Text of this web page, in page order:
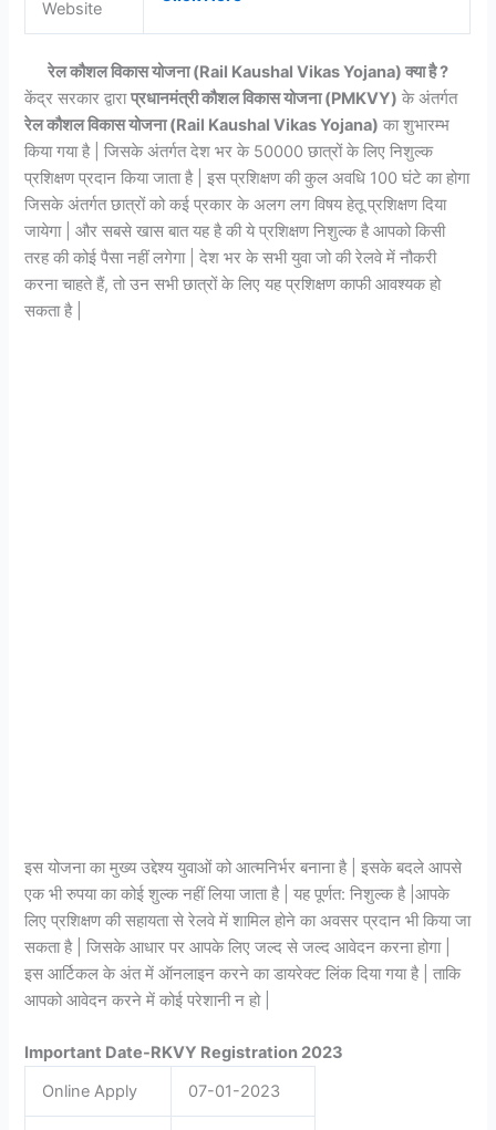
Website
रेल कौशल विकास योजना (Rail Kaushal Vikas Yojana) क्या है ?
केंद्र सरकार द्वाराप्रधानमंत्री कौशल विकास योजना (PMKVY) के अंतर्गत
रेल कौशल विकास योजना (Rail Kaushal Vikas Yojana) का शुभारम्भ
किया गया है | जिसके अंतर्गत देश भर के 50000 छात्रों के लिए निशुल्क
प्रशिक्षण प्रदान किया जाता है | इस प्रशिक्षण की कुल अवधि 100 घंटे का होगा
जिसके अंतर्गत छात्रों को कई प्रकार के अलग लग विषय हेतू प्रशिक्षण दिया
जायेगा | और सबसे खास बात यह है की ये प्रशिक्षण निशुल्क है आपको किसी
तरह की कोई पैसा नहीं लगेगा | देश भर के सभी युवा जो की रेलवे में नौकरी
करना चाहते हैं, तो उन सभी छात्रों के लिए यह प्रशिक्षण काफी आवश्यक हो
सकता है |
इस योजना का मुख्य उद्देश्य युवाओं को आत्मनिर्भर बनाना है | इसके बदले आपसे
एक भी रुपया का कोई शुल्क नहीं लिया जाता है | यह पूर्णत: निशुल्क है |आपके
लिए प्रशिक्षण की सहायता से रेलवे में शामिल होने का अवसर प्रदान भी किया जा
सकता है | जिसके आधार पर आपके लिए जल्द से जल्द आवेदन करना होगा |
इस आर्टिकल के अंत में ऑनलाइन करने का डायरेक्ट लिंक दिया गया है | ताकि
आपको आवेदन करने में कोई परेशानी न हो |
Important Date-RKVY Registration 2023
Online Apply
07-01-2023